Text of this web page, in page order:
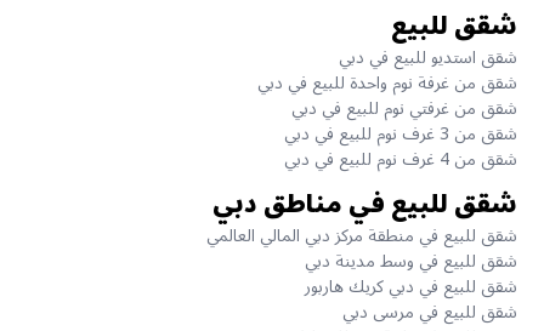
شقق للبيع
شقق استديو للبيع في دبي
شقق من غرفة نوم واحدة للبيع في دبي
شقق من غرفتي نوم للبيع في دبي
شقق من 3 غرف نوم للبيع في دبي
شقق من 4 غرف نوم للبيع في دبي
شقق للبيع في مناطق دبي
شقق للبيع في منطقة مركز دبي المالي العالمي
شقق للبيع في وسط مدينة دبي
شقق للبيع في دبي كريك هاربور
شقق للبيع في مرسى دبي